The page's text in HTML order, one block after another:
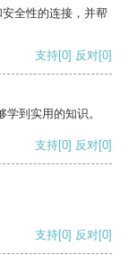
全性的连接，并帮
支持[0] 反对[0]
到实用的知识。
支持[0] 反对[0]
支持[0] 反对[0]